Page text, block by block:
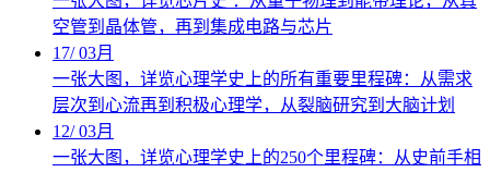
空管到晶体管，再到集成电路与芯片
17/03月
一张大图，详览心理学史上的所有重要里程碑：从需求
层次到心流再到积极心理学，从裂脑研究到大脑计划
12/03月
一张大图，详览心理学史上的250个里程碑：从史前手相